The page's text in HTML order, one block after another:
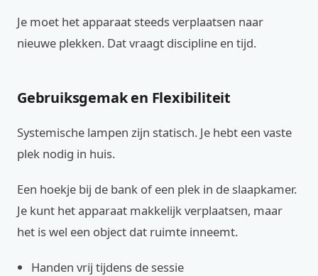
Je moet het apparaat steeds verplaatsen naar
nieuwe plekken. Dat vraagt discipline en tijd.
Gebruiksgemak en Flexibiliteit
Systemische lampen zijn statisch. Je hebt een vaste
plek nodig in huis.
Een hoekje bij de bank of een plek in de slaapkamer.
Je kunt het apparaat makkelijk verplaatsen, maar
het is wel een object dat ruimte inneemt.
Handen vrij tijdens de sessie